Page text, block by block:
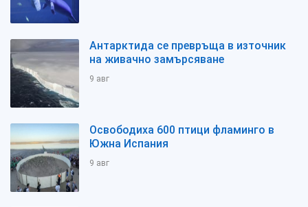
Антарктида се превръща в източник
на живачно замърсяване
9 авг
Освободиха 600 птици фламинго в
Южна Испания
9 авг